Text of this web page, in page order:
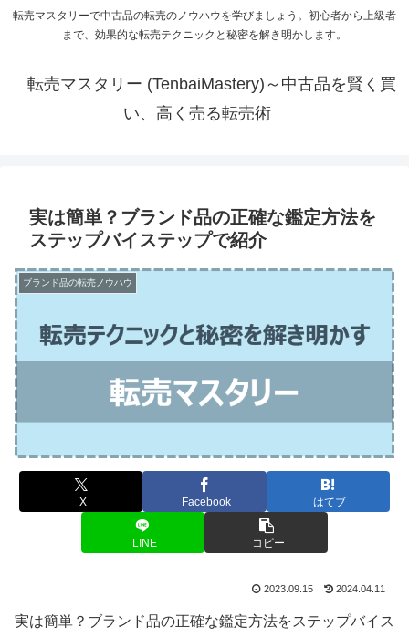
転売マスタリーで中古品の転売のノウハウを学びましょう。初心者から上級者
まで、効果的な転売テクニックと秘密を解き明かします。
転売マスタリー (TenbaiMastery)～中古品を賢く買
い、高く売る転売術
実は簡単？ブランド品の正確な鑑定方法を
ステップバイステップで紹介
ブランド品の転売ノウハウ
X Facebook はてブ
LINE コピー
2023.09.15 2024.04.11
実は簡単？ブランド品の正確な鑑定方法をステップバイス